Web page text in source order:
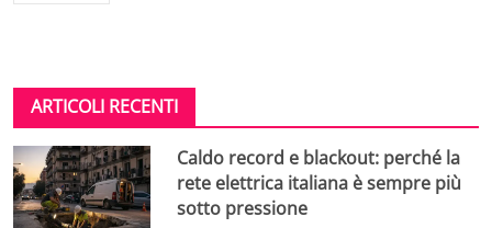
ARTICOLI RECENTI
Caldo record e blackout: perché la
rete elettrica italiana è sempre più
sotto pressione